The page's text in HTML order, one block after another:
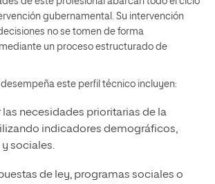
gubernamental. Su intervención
no se tomen de forma
un proceso estructurado de
desempeña este perfil técnico incluyen:
necesidades prioritarias de la
indicadores demográficos,
sociales.
de ley, programas sociales o